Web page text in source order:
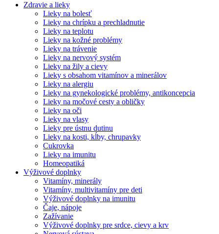
Zdravie a lieky
Lieky na bolesť
Lieky na chrípku a prechladnutie
Lieky na teplotu
Lieky na kožné problémy
Lieky na trávenie
Lieky na nervový systém
Lieky na žily a cievy
Lieky s obsahom vitamínov a minerálov
Lieky na alergiu
Lieky na gynekologické problémy, antikoncepcia
Lieky na močové cesty a obličky
Lieky na oči
Lieky na vlasy
Lieky pre ústnu dutinu
Lieky na kosti, kĺby, chrupavky
Cukrovka
Lieky na imunitu
Homeopatiká
Výživové doplnky
Vitamíny, minerály
Vitamíny, multivitamíny pre deti
Výživové doplnky na imunitu
Čaje, nápoje
Zažívanie
Výživové doplnky pre srdce, cievy a krv